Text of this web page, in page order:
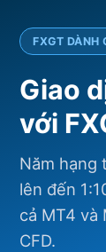
FXGT DÀNH
Giao
với
Năm hạng
lên đến
cả MT4 và
CFD.